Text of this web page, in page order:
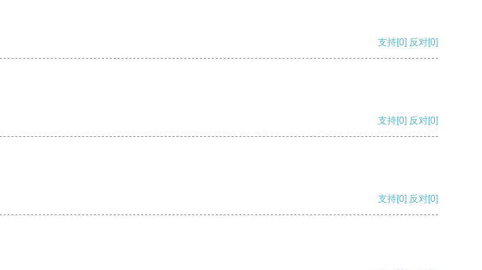
支持[0] 反对[0]
支持[0] 反对[0]
支持[0] 反对[0]